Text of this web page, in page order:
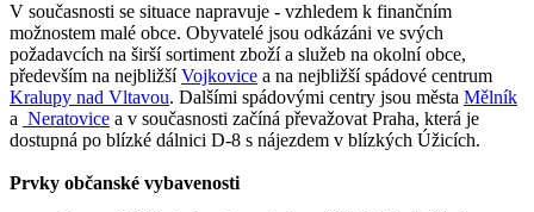
V současnosti se situace napravuje - vzhledem k finančním
možnostem malé obce. Obyvatelé jsou odkázáni ve svých
požadavcích na širší sortiment zboží a služeb na okolní obce,
především na nejbližšíVojkovice a na nejbližší spádové centrum
Kralupy nad Vltavou. Dalšími spádovými centry jsou města Mělník
a Neratovice a v současnosti začíná převažovat Praha, která je
dostupná po blízké dálnici D-8 s nájezdem v blízkých Úžicích.
Prvky občanské vybavenosti